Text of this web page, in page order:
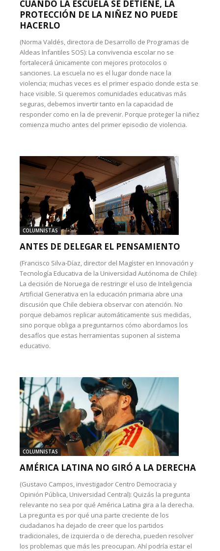
CUANDO LA ESCUELA SE DETIENE, LA
PROTECCIÓN DE LA NIÑEZ NO PUEDE
HACERLO
(Norma Valdés, directora de Desarrollo de Programas de
Aldeas Infantiles SOS): La convivencia escolar no se
fortalecerá únicamente con mejores protocolos o
sanciones. La escuela no es el lugar donde nace la
violencia; muchas veces es el primer espacio donde esta se
hace visible. Si queremos comunidades educativas más
seguras, debemos invertir tanto en la capacidad de
responder como en la de prevenir. Porque proteger la niñez
comienza mucho antes del primer episodio de violencia.
COLUMNISTAS
ANTES DE DELEGAR EL PENSAMIENTO
(Francisco Silva-Díaz, director del Magíster en Innovación y
Tecnología Educativa de la Universidad Autónoma de Chile):
La decisión de Noruega de restringir el uso de Inteligencia
Artificial Generativa en la educación primaria abre una
discusión que Chile debiera observar con atención. No
porque debamos replicar automáticamente sus medidas,
sino porque obliga a preguntarnos cómo abordamos los
desafíos que estas herramientas suponen al sistema
educativo.
COLUMNISTAS
AMÉRICA LATINA NO GIRÓ A LA DERECHA
(Gustavo Campos, investigador Centro Democracia y
Opinión Pública, Universidad Central): Quizás la pregunta
relevante no sea por qué América Latina gira a la derecha.
La pregunta es por qué una parte creciente de los
ciudadanos ha dejado de creer que los partidos
tradicionales, de izquierda o de derecha, pueden resolver
los problemas que más les preocupan. Ahí podría estar el